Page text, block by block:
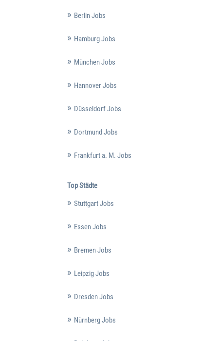
Berlin Jobs
Hamburg Jobs
München Jobs
Hannover Jobs
Düsseldorf Jobs
Dortmund Jobs
Frankfurt a. M. Jobs
Top Städte
Stuttgart Jobs
Essen Jobs
Bremen Jobs
Leipzig Jobs
Dresden Jobs
Nürnberg Jobs